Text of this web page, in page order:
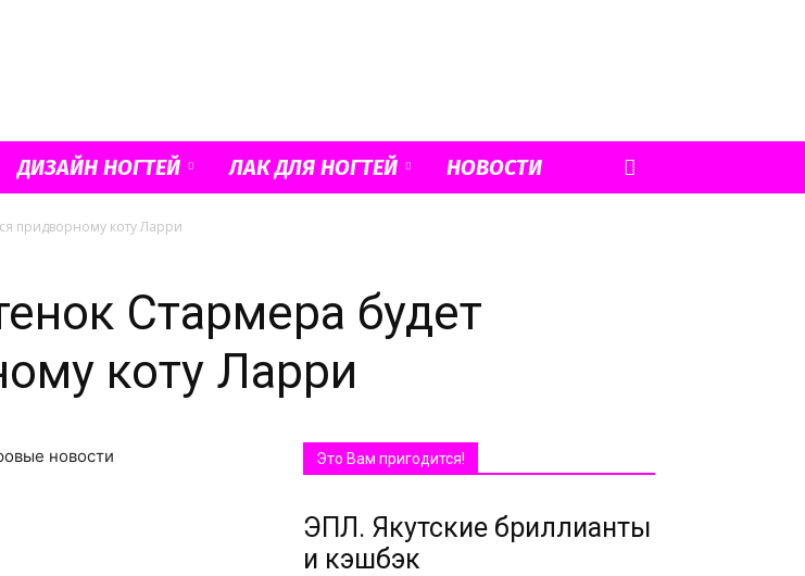
Французский
ДИЗАЙН НОГТЕЙ ЛАК ДЛЯ НОГТЕЙ НОВОСТИ
придворному коту Ларри
Стармера будет
коту Ларри
новости Это Вам пригодится!
ЭПЛ. Якутские бриллианты
и кэшбэк